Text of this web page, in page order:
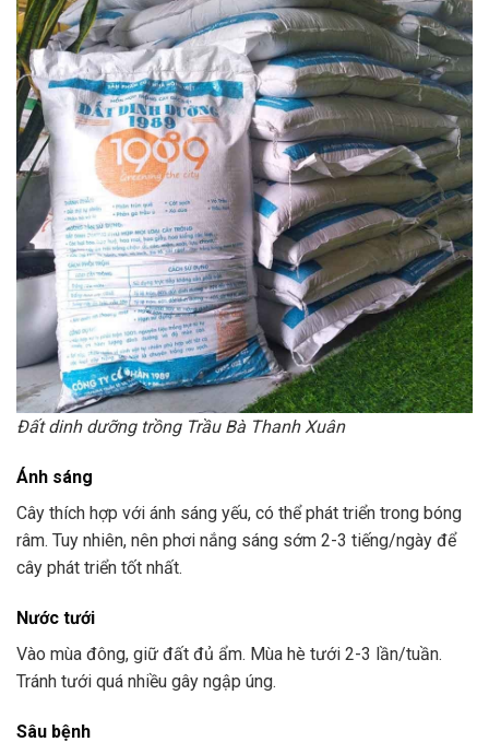
Đất dinh dưỡng trồng Trầu Bà Thanh Xuân
Ánh sáng
Cây thích hợp với ánh sáng yếu, có thể phát triển trong bóng
râm. Tuy nhiên, nên phơi nắng sáng sớm 2-3 tiếng/ngày để
cây phát triển tốt nhất.
Nước tưới
Vào mùa đông, giữ đất đủ ẩm. Mùa hè tưới 2-3 lần/tuần.
Tránh tưới quá nhiều gây ngập úng.
Sâu bệnh